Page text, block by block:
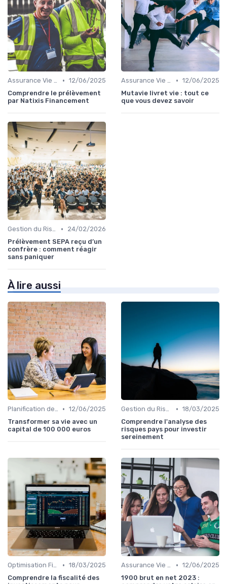
Assurance Vie et Épargne • 12/06/2025
Comprendre le prélèvement
par Natixis Financement
Assurance Vie et Épargne • 12/06/2025
Mutavie livret vie : tout ce
que vous devez savoir
Gestion du Risque Financier •
24/02/2026
Prélèvement SEPA reçu d’un
confrère : comment réagir
sans paniquer
À lire aussi
Planification de la Retraite • 12/06/2025
Transformer sa vie avec un
capital de 100 000 euros
Gestion du Risque Financier • 18/03/2025
Comprendre l'analyse des
risques pays pour investir
sereinement
Optimisation Fiscale • 18/03/2025
Comprendre la fiscalité des
Assurance Vie et Épargne • 12/06/2025
1900 brut en net 2023 :